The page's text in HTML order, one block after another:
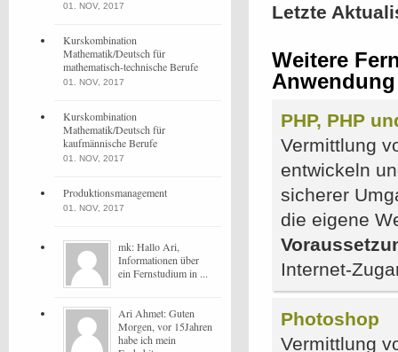
Letzte
Weitere
Anwendung
PHP, PHP
Vermittlung
entwickeln
sicherer
die eigene
Internet-
Photoshop
Vermittlung
01. NOV, 2017
Kurskombination
Mathematik/Deutsch für
mathematisch-technische Berufe
01. NOV, 2017
Kurskombination
Mathematik/Deutsch für
kaufmännische Berufe
01. NOV, 2017
Produktionsmanagement
01. NOV, 2017
mk: Hallo Ari,
Informationen über
ein Fernstudium in ...
Ari Ahmet: Guten
Morgen, vor 15Jahren
habe ich mein